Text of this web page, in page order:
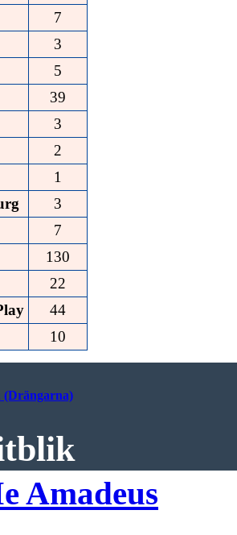
7
3
5
39
3
2
1
3
7
130
22
44
10
Amadeus